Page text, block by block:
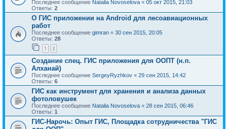
Последнее сообщение Natalia Novoselova « 05 окт 2015, 21:03
Ответы: 2
О ГИС приложении на Android для лесоавиационных
работ
Последнее сообщение gimran « 30 сен 2015, 20:05
Ответы: 28
1 2
Создание спец. ГИС приложения для ООПТ (н.п.
Алханай)
Последнее сообщение SergeyRyzhkov « 29 сен 2015, 14:42
Ответы: 6
ГИС как инструмент для хранения и анализа данных
фотоловушек
Последнее сообщение Natalia Novoselova « 28 сен 2015, 06:46
Ответы: 1
ГИС-Нарочь: Опыт ГИС, Площадка сотрудничества "ГИС